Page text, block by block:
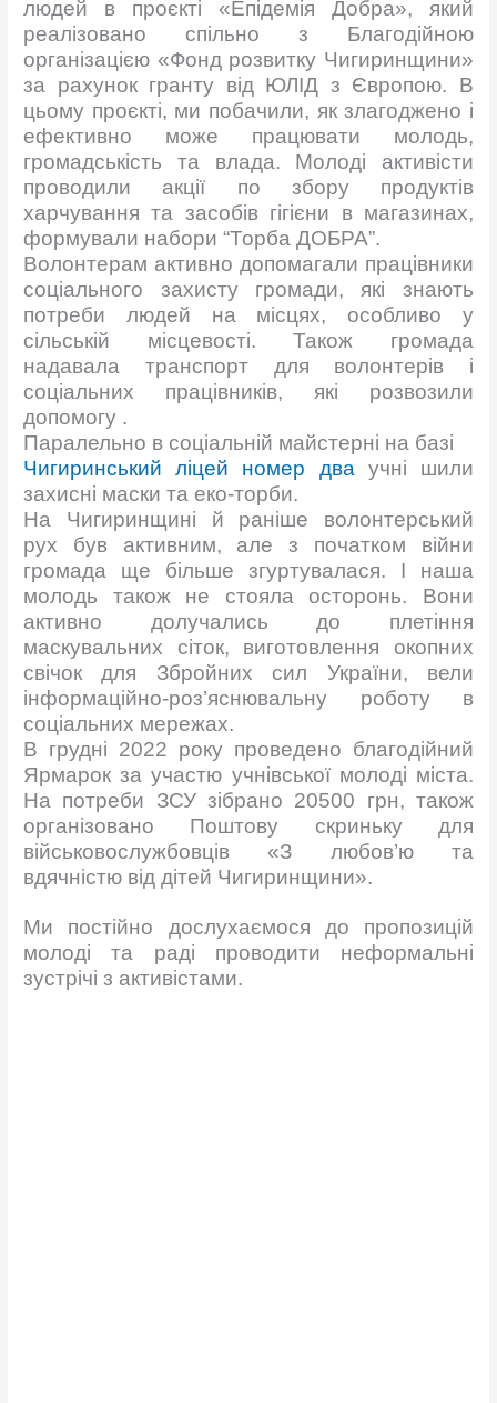
людей в проєкті «Епідемія Добра», який
реалізовано спільно з Благодійною
організацією «Фонд розвитку Чигиринщини»
за рахунок гранту від ЮЛІД з Європою. В
цьому проєкті, ми побачили, як злагоджено і
ефективно може працювати молодь,
громадськість та влада. Молоді активісти
проводили акції по збору продуктів
харчування та засобів гігієни в магазинах,
формували набори “Торба ДОБРА”.
Волонтерам активно допомагали працівники
соціального захисту громади, які знають
потреби людей на місцях, особливо у
сільській місцевості. Також громада
надавала транспорт для волонтерів і
соціальних працівників, які розвозили
допомогу .
Паралельно в соціальній майстерні на базі
Чигиринський ліцей номер дваучні шили
захисні маски та еко-торби.
На Чигиринщині й раніше волонтерський
рух був активним, але з початком війни
громада ще більше згуртувалася. І наша
молодь також не стояла осторонь. Вони
активно долучались до плетіння
маскувальних сіток, виготовлення окопних
свічок для Збройних сил України, вели
інформаційно-роз’яснювальну роботу в
соціальних мережах.
В грудні 2022 року проведено благодійний
Ярмарок за участю учнівської молоді міста.
На потреби ЗСУ зібрано 20500 грн, також
організовано Поштову скриньку для
військовослужбовців «З любов’ю та
вдячністю від дітей Чигиринщини».
Ми постійно дослухаємося до пропозицій
молоді та раді проводити неформальні
зустрічі з активістами.